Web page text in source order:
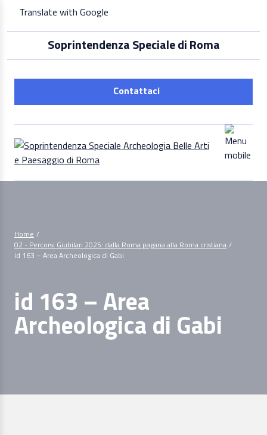
content
Translate with Google
Soprintendenza Speciale di Roma
Contattaci
Home /
02 - Percorsi Giubilari 2025: dalla Roma pagana alla Roma cristiana /
id 163 – Area Archeologica di Gabi
id 163 – Area
Archeologica di Gabi